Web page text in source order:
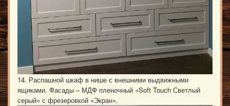
14. Распашной шкаф в нише с внешними выдвижными
ящиками. Фасады – МДФ пленочный «Soft Touch Светлый
серый» с фрезеровкой «Экран».